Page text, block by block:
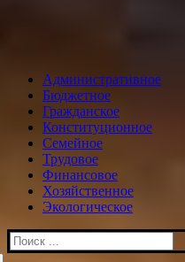
Административное
Бюджетное
Гражданское
Конституционное
Семейное
Трудовое
Финансовое
Хозяйственное
Экологическое
Искать: